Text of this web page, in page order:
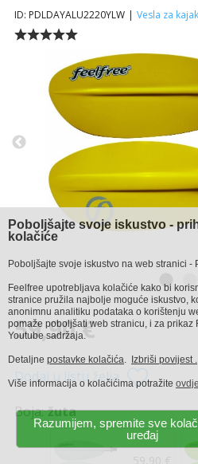
ID: PDLDAYALU2220YLW | Vesla za kajak
59,90 €
Dodaj u listu želja
Boja: žuta
Poboljšajte svoje iskustvo -
kolačiće
Poboljšajte svoje iskustvo na web stranici -
Feelfree upotrebljava kolačiće kako bi
stranice pružila najbolje moguće iskustvo,
anonimnu analitiku podataka o korištenju
pomaže poboljšati web stranicu, i za prikaz
Youtube sadržaja.
Detaljne postavke kolačića. Izbriši povijest .
Više informacija o kolačićima potražite ovdje
Razumijem, spremite sve
uređaj